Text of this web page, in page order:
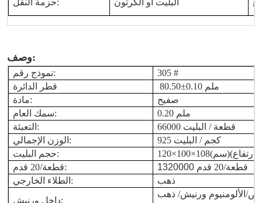
حزمة النقل:
البليت أو الكرتون
وصف:
نموذج رقم:
305 #
قطر الدائرة
80.50±0.10 ملم
مادة:
صفيح
سمك العام:
0.20 ملم
التعبئة:
66000 قطعة / البليت
الوزن الإجمالي:
925 كجم / البليت
حجم البليت:
قطعة/20 قدم:
1320000
قطعة/20 قدم
الطلاء الخارجي:
ذهب
داخل ورنيش:
/الألومنيوم ورنيش